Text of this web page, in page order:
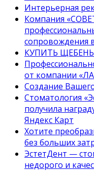
Интерьерная
Компания
сопровождения
КУПИТЬ
от компании
Создание
Стоматология
получила
Яндекс Карт
Хотите
без больших
ЭстетДент —
недорого и